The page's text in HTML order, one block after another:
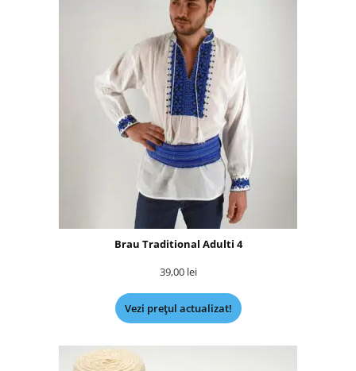
Brau Traditional Adulti 4
39,00 lei
Vezi prețul actualizat!